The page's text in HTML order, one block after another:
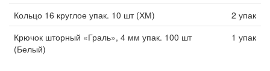
Кольцо 16 круглое упак. 10 шт (ХМ)
2 упак
Крючок шторный «Граль», 4 мм упак. 100 шт
(Белый)
1 упак